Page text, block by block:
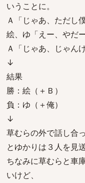
いうことに。
Ａ「じゃあ、ただし
絵、ゆ「えー、やだー
Ａ「じゃあ、じゃん
↓
結果
勝：絵（＋Ｂ）
負：ゆ（＋俺）
↓
草むらの外で話し合
とゆかりは３人を見
ちなみに草むらと車
いけど、